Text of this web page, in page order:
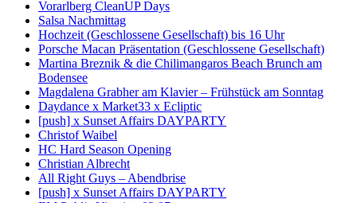
Vorarlberg CleanUP Days
Salsa Nachmittag
Hochzeit (Geschlossene Gesellschaft) bis 16 Uhr
Porsche Macan Präsentation (Geschlossene Gesellschaft)
Martina Breznik & die Chilimangaros Beach Brunch am
Bodensee
Magdalena Grabher am Klavier – Frühstück am Sonntag
Daydance x Market33 x Ecliptic
[push] x Sunset Affairs DAYPARTY
Christof Waibel
HC Hard Season Opening
Christian Albrecht
All Right Guys – Abendbrise
[push] x Sunset Affairs DAYPARTY